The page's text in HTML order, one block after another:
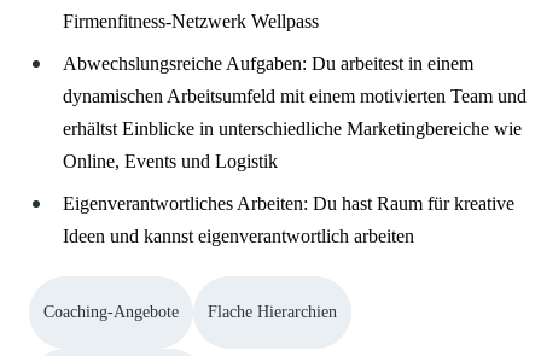
Firmenfitness-Netzwerk Wellpass
Abwechslungsreiche Aufgaben: Du arbeitest in einem
dynamischen Arbeitsumfeld mit einem motivierten Team und
erhältst Einblicke in unterschiedliche Marketingbereiche wie
Online, Events und Logistik
Eigenverantwortliches Arbeiten: Du hast Raum für kreative
Ideen und kannst eigenverantwortlich arbeiten
Coaching-Angebote Flache Hierarchien